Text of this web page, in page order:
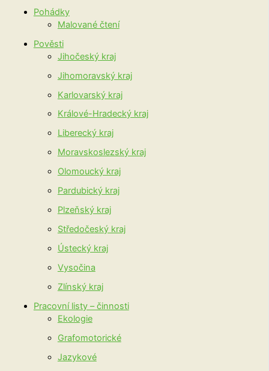
Pohádky
Malované čtení
Pověsti
Jihočeský kraj
Jihomoravský kraj
Karlovarský kraj
Králové-Hradecký kraj
Liberecký kraj
Moravskoslezský kraj
Olomoucký kraj
Pardubický kraj
Plzeňský kraj
Středočeský kraj
Ústecký kraj
Vysočina
Zlínský kraj
Pracovní listy – činnosti
Ekologie
Grafomotorické
Jazykové